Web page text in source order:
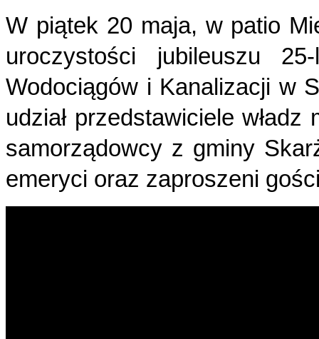
W piątek 20 maja, w patio
uroczystości jubileuszu
Wodociągów i Kanalizacji w
udział przedstawiciele
samorządowcy z gminy
emeryci oraz zaproszeni